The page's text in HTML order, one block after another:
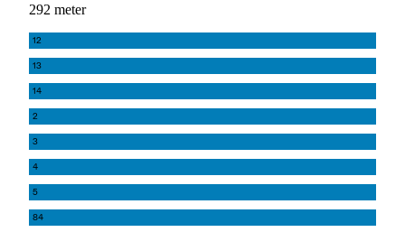
292 meter
12
13
14
2
3
4
5
84